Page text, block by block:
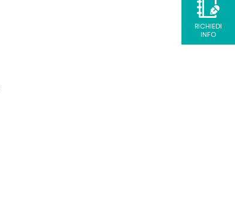
RICHIEDI
INFO